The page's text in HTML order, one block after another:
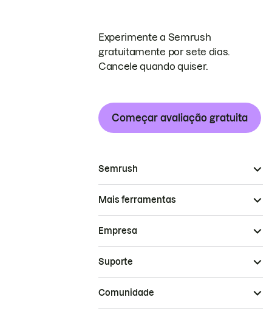
Experimente a Semrush
gratuitamente por sete dias.
Cancele quando quiser.
Começar avaliação gratuita
Semrush
Mais ferramentas
Empresa
Suporte
Comunidade